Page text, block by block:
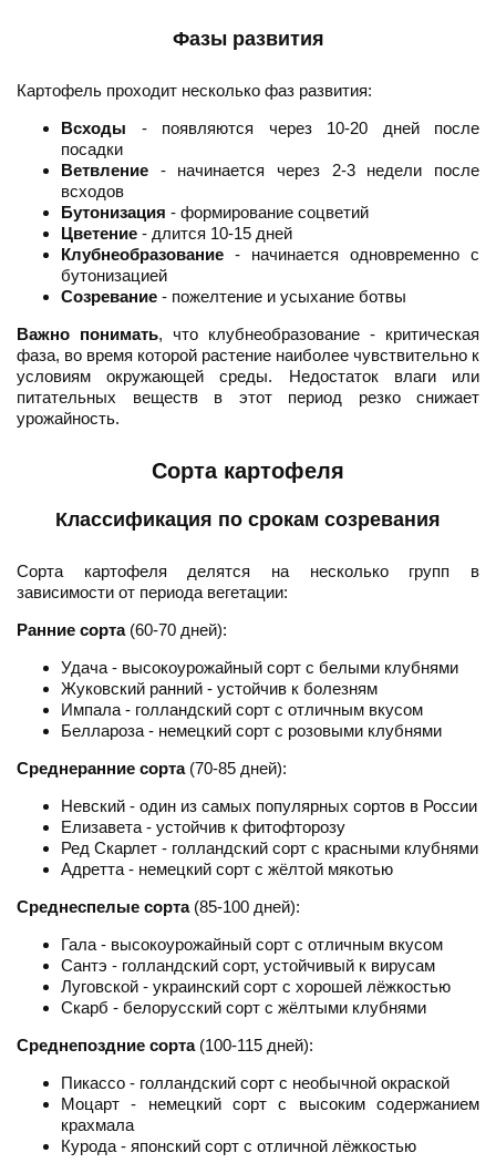
Фазы развития
Картофель проходит несколько фаз развития:
Всходы - появляются через 10-20 дней после
посадки
Ветвление - начинается через 2-3 недели после
всходов
Бутонизация - формирование соцветий
Цветение - длится 10-15 дней
Клубнеобразование - начинается одновременно с
бутонизацией
Созревание - пожелтение и усыхание ботвы
Важно понимать, что клубнеобразование - критическая
фаза, во время которой растение наиболее чувствительно к
условиям окружающей среды. Недостаток влаги или
питательных веществ в этот период резко снижает
урожайность.
Сорта картофеля
Классификация по срокам созревания
Сорта картофеля делятся на несколько групп в
зависимости от периода вегетации:
Ранние сорта(60-70 дней):
Удача - высокоурожайный сорт с белыми клубнями
Жуковский ранний - устойчив к болезням
Импала - голландский сорт с отличным вкусом
Беллароза - немецкий сорт с розовыми клубнями
Среднеранние сорта(70-85 дней):
Невский - один из самых популярных сортов в России
Елизавета - устойчив к фитофторозу
Ред Скарлет - голландский сорт с красными клубнями
Адретта - немецкий сорт с жёлтой мякотью
Среднеспелые сорта(85-100 дней):
Гала - высокоурожайный сорт с отличным вкусом
Сантэ - голландский сорт, устойчивый к вирусам
Луговской - украинский сорт с хорошей лёжкостью
Скарб - белорусский сорт с жёлтыми клубнями
Среднепоздние сорта(100-115 дней):
Пикассо - голландский сорт с необычной окраской
Моцарт - немецкий сорт с высоким содержанием
крахмала
Курода - японский сорт с отличной лёжкостью